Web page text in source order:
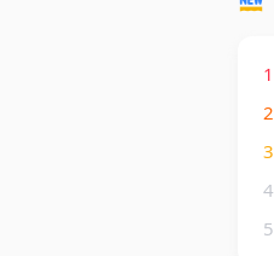
1
2
3
4
5